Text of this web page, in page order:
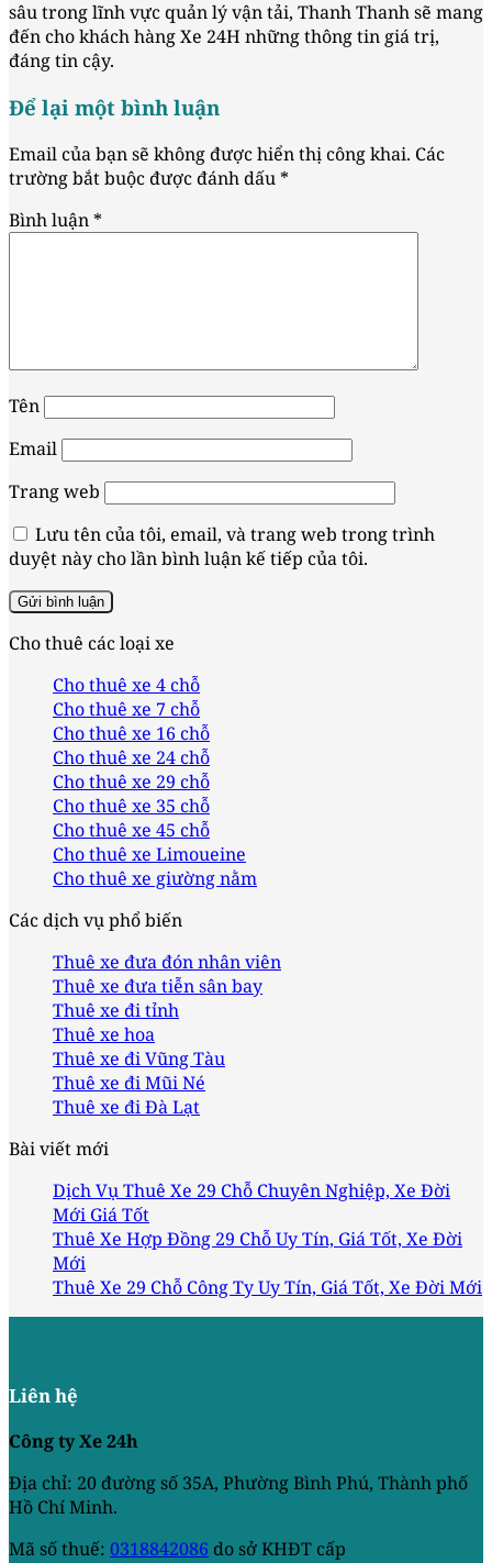
sâu trong lĩnh vực quản lý vận tải, Thanh Thanh sẽ mang
đến cho khách hàng Xe 24H những thông tin giá trị,
đáng tin cậy.
Để lại một bình luận
Email của bạn sẽ không được hiển thị công khai. Các
trường bắt buộc được đánh dấu*
Bình luận*
Tên
Email
Trang web
Lưu tên của tôi, email, và trang web trong trình
duyệt này cho lần bình luận kế tiếp của tôi.
Cho thuê các loại xe
Cho thuê xe 4 chỗ
Cho thuê xe 7 chỗ
Cho thuê xe 16 chỗ
Cho thuê xe 24 chỗ
Cho thuê xe 29 chỗ
Cho thuê xe 35 chỗ
Cho thuê xe 45 chỗ
Cho thuê xe Limoueine
Cho thuê xe giường nằm
Các dịch vụ phổ biến
Thuê xe đưa đón nhân viên
Thuê xe đưa tiễn sân bay
Thuê xe đi tỉnh
Thuê xe hoa
Thuê xe đi Vũng Tàu
Thuê xe đi Mũi Né
Thuê xe đi Đà Lạt
Bài viết mới
Dịch Vụ Thuê Xe 29 Chỗ Chuyên Nghiệp, Xe Đời
Mới Giá Tốt
Thuê Xe Hợp Đồng 29 Chỗ Uy Tín, Giá Tốt, Xe Đời
Mới
Thuê Xe 29 Chỗ Công Ty Uy Tín, Giá Tốt, Xe Đời Mới
Liên hệ
Công ty Xe 24h
Địa chỉ: 20 đường số 35A, Phường Bình Phú, Thành phố
Hồ Chí Minh.
Mã số thuế: 0318842086 do sở KHĐT cấp